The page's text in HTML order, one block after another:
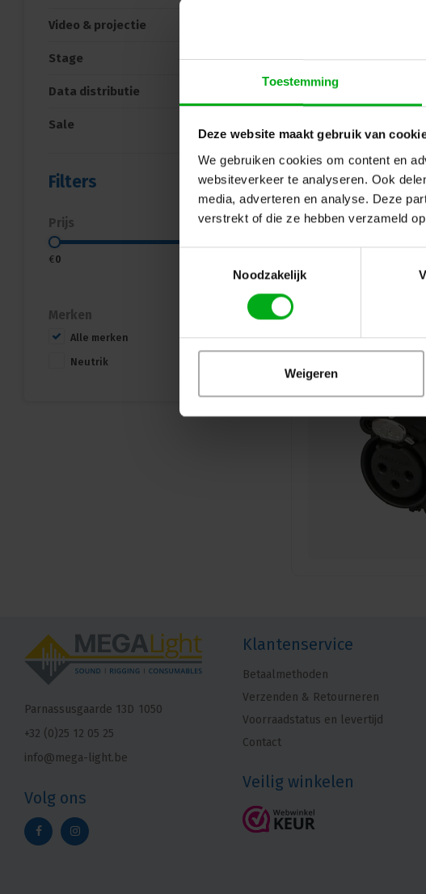
Toestemming
Deze website maakt gebruik van
We gebruiken cookies om content en
websiteverkeer te analyseren. Ook
media, adverteren en analyse. Deze
verstrekt of die ze hebben verzameld
Noodzakelijk
Weigeren
Video & projectie
Stage
Data distributie
Sale
Filters
Prijs
€0
Merken
Alle merken
Neutrik
Parnassusgaarde 13D 1050
+32 (0)25 12 05 25
info@mega-light.be
Volg ons
Klantenservice
Betaalmethoden
Verzenden & Retourneren
Voorraadstatus en levertijd
Contact
Veilig winkelen